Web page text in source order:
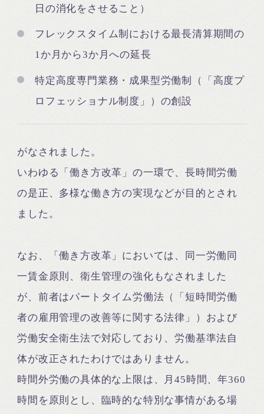
日の消化をさせること）
フレックスタイム制における最長清算期間の
1か月から3か月への延長
特定高度専門業務・成果型労働制（「高度プ
ロフェッショナル制度」）の創設
がなされました。
いわゆる「働き方改革」の一環で、長時間労働
の是正、多様な働き方の実現などが目的とされ
ました。
なお、「働き方改革」においては、同一労働同
一賃金原則、衛生管理の強化もなされました
が、前者はパートタイム労働法（「短時間労働
者の雇用管理の改善等に関する法律」）および
労働安全衛生法で対応しており、労働基準法自
体が改正されたわけではありません。
時間外労働の具体的な上限は、月45時間、年360
時間を原則とし、臨時的な特別な事情がある場